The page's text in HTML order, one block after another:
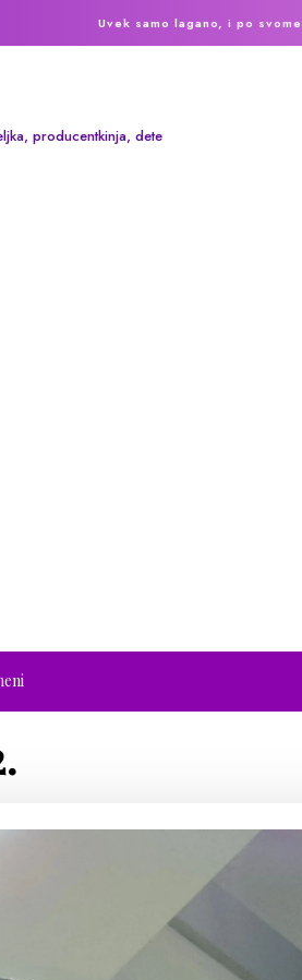
Uvek samo lagano, i po svome
producentkinja, dete